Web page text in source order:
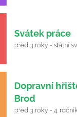
Svátek práce
před 3 roky - státní
Dopravní
Brod
před 3 roky - 4.